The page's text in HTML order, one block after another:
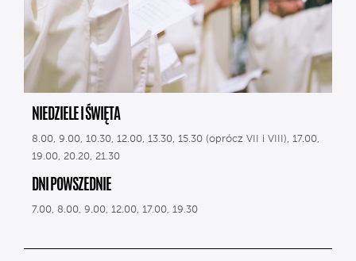
NIEDZIELE I ŚWIĘTA
8.00, 9.00, 10.30, 12.00, 13.30, 15.30 (oprócz VII i VIII), 17.00,
19.00, 20.20, 21.30
DNI POWSZEDNIE
7.00, 8.00, 9.00, 12.00, 17.00, 19.30